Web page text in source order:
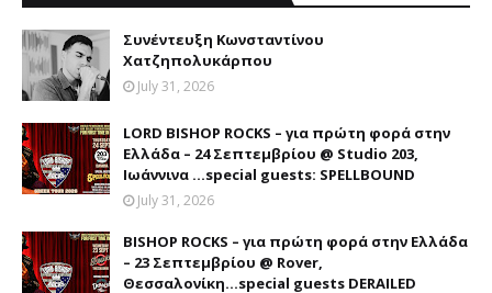
Συνέντευξη Κωνσταντίνου
Χατζηπολυκάρπου
July 31, 2026
LORD BISHOP ROCKS – για πρώτη φορά στην
Ελλάδα – 24 Σεπτεμβρίου @ Studio 203,
Ιωάννινα …special guests: SPELLBOUND
July 31, 2026
BISHOP ROCKS – για πρώτη φορά στην Ελλάδα
– 23 Σεπτεμβρίου @ Rover,
Θεσσαλονίκη...special guests DERAILED